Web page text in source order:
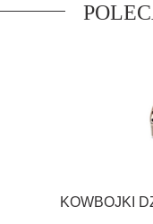
KOWBOJKI